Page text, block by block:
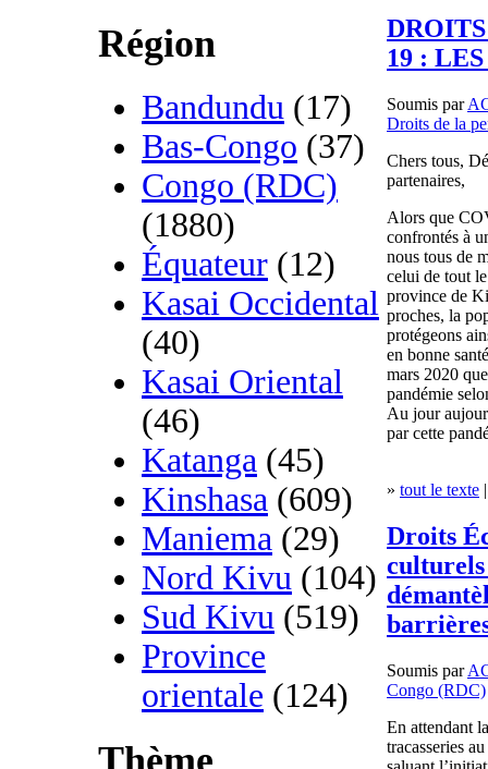
Région
Bandundu (17)
Bas-Congo (37)
Congo (RDC)
(1880)
Équateur (12)
Kasai Occidental
(40)
Kasai Oriental
(46)
Katanga (45)
Kinshasa (609)
Maniema (29)
Nord Kivu (104)
Sud Kivu (519)
Province
orientale (124)
19 :
Soumis par
Droits de la
Chers tous,
partenaires,
Alors que
confrontés à
nous tous de
celui de tout
province de
proches, la
protégeons
en bonne
mars 2020
pandémie
Au jour
par cette
» tout le texte
Droits
Soumis par
Congo (RDC)
En attendant
tracasseries